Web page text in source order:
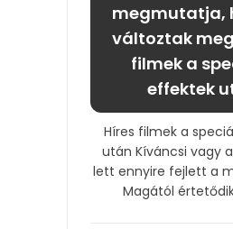
megmutatja,
változtak
filmek a
effektek
Híres filmek a
után Kíváncsi vagy
lett ennyire fejlett a
Magától